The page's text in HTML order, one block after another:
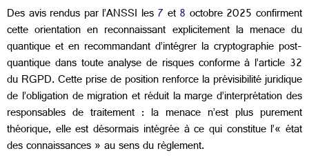
Des avis rendus par l’ANSSI les7 et8 octobre 2025 confirment
cette orientation en reconnaissant explicitement la menace du
quantique et en recommandant d’intégrer la cryptographie post-
quantique dans toute analyse de risques conforme à l’article 32
du RGPD. Cette prise de position renforce la prévisibilité juridique
de l’obligation de migration et réduit la marge d’interprétation des
responsables de traitement : la menace n’est plus purement
théorique, elle est désormais intégrée à ce qui constitue l’« état
des connaissances » au sens du règlement.